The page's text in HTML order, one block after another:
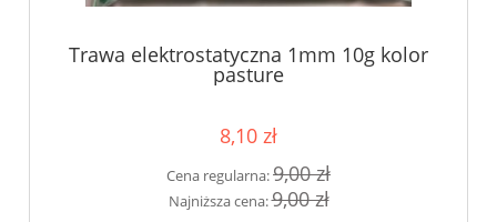
Trawa elektrostatyczna 1mm 10g kolor
pasture
8,10 zł
Cena regularna:9,00 zł
Najniższa cena:9,00 zł